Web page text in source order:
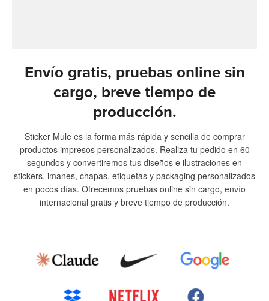
Envío gratis, pruebas online sin
cargo, breve tiempo de
producción.
Sticker Mule es la forma más rápida y sencilla de comprar
productos impresos personalizados. Realiza tu pedido en 60
segundos y convertiremos tus diseños e ilustraciones en
stickers, imanes, chapas, etiquetas y packaging personalizados
en pocos días. Ofrecemos pruebas online sin cargo, envío
internacional gratis y breve tiempo de producción.